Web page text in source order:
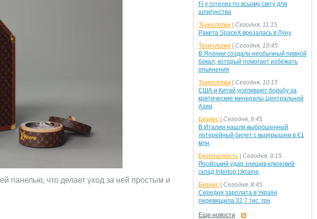
панелью, что делает уход за ней простым и
Fi у готелях по всьому світу для
шпигунства
Технологии
Сегодня, 11:15
Ракета SpaceX врезалась в Луну
Технологии
Сегодня, 10:45
В Японии создали необычный пивной
бокал, который помогает избежать
опьянения
Технологии
Сегодня, 10:15
США и Китай усиливают борьбу за
критические минералы Центральной
Азии
Бизнес
Сегодня, 9:45
В Италии нашли выброшенный
лотерейный билет с выигрышем в €1
млн
Безопасность
Сегодня, 9:15
Російський удар знищив ключовий
склад Intertop Ukraine
Бизнес
Сегодня, 8:45
Середня зарплата в Україні
перевищила 32,7 тис. грн
Еще новости